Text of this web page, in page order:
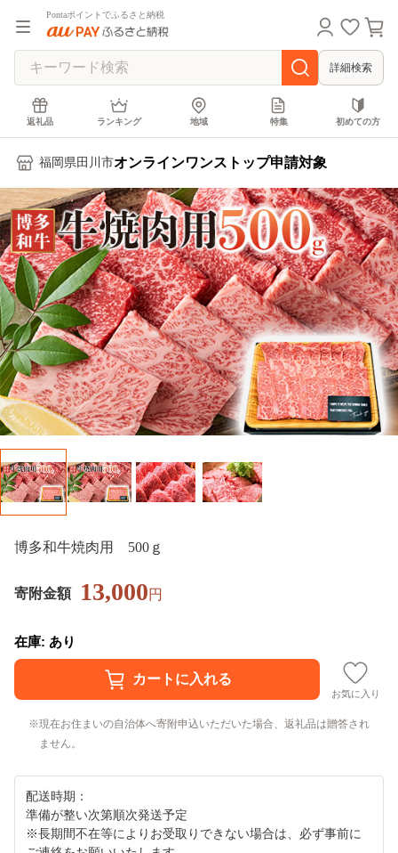
Pontaポイントでふるさと納税
詳細検索
返礼品 ランキング 地域 特集 初めての方
福岡県田川市オンラインワンストップ申請対象
博多和牛焼肉用 500ｇ
寄附金額 13,000円
在庫: あり
お気に入り
現在お住まいの自治体へ寄附申込いただいた場合、返礼品は贈答され
ません。
配送時期：
準備が整い次第順次発送予定
※長期間不在等によりお受取りできない場合は、必ず事前に